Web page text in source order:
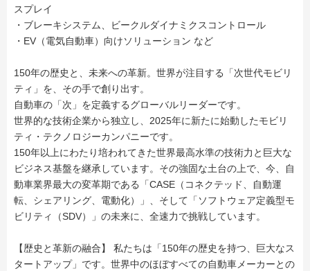
スプレイ
・ブレーキシステム、ビークルダイナミクスコントロール
・EV（電気自動車）向けソリューション など
150年の歴史と、未来への革新。世界が注目する「次世代モビリ
ティ」を、その手で創り出す。
自動車の「次」を定義するグローバルリーダーです。
世界的な技術企業から独立し、2025年に新たに始動したモビリ
ティ・テクノロジーカンパニーです。
150年以上にわたり培われてきた世界最高水準の技術力と巨大な
ビジネス基盤を継承しています。その強固な土台の上で、今、自
動車業界最大の変革期である「CASE（コネクテッド、自動運
転、シェアリング、電動化）」、そして「ソフトウェア定義型モ
ビリティ（SDV）」の未来に、全速力で挑戦しています。
【歴史と革新の融合】 私たちは「150年の歴史を持つ、巨大なス
タートアップ」です。世界中のほぼすべての自動車メーカーとの